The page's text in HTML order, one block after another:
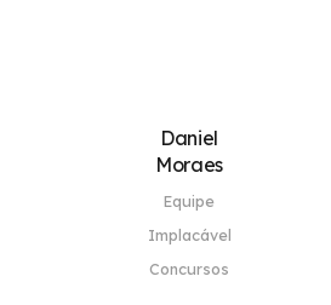
Daniel
Moraes
Equipe
Implacável
Concursos